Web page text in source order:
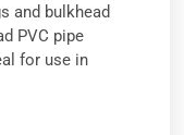
and bulkhead
PVC pipe
for use in